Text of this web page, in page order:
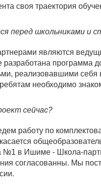
своя траектория
перед школьниками и
являются
разработана
реализовавшими себя
ребятам необходимо
сейчас?
работу по
в Ишиме - Школа-
согласованны. Мы